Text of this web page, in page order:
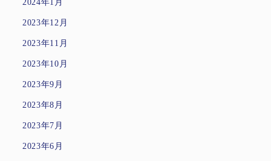
2024年1月
2023年12月
2023年11月
2023年10月
2023年9月
2023年8月
2023年7月
2023年6月